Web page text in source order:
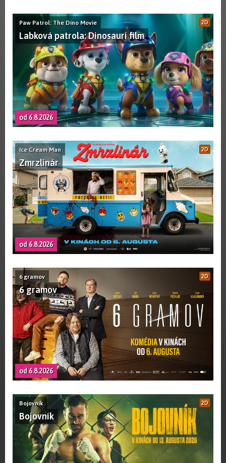
Paw Patrol: The Dino Movie
Labková patrola: Dinosaurí film
2D
od 6.8.2026
Ice Cream Man
Zmrzlinár
2D
od 6.8.2026
6 gramov
6 gramov
2D
od 6.8.2026
Bojovník
Bojovník
2D